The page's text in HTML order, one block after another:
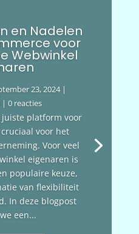
en Nadelen
voor
Webwinkel
23, 2024|
| 0 reacties
juiste platform voor
voor het
Voor veel
eigenaren is
populaire keuze,
van flexibiliteit
In deze blogpost
een...